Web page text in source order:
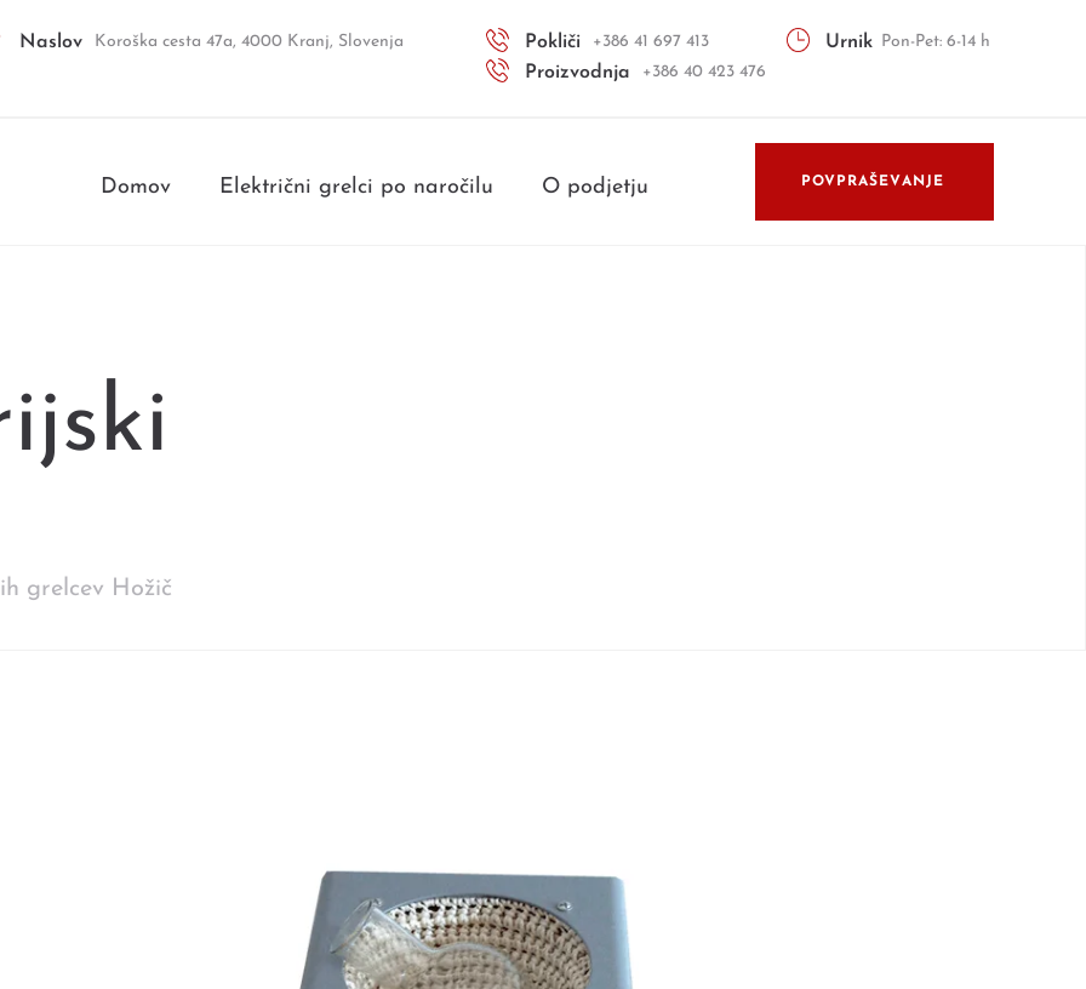
Naslov Koroška cesta 47a, 4000 Kranj, Slovenja Pokliči +386 41 697 413 Urnik Pon-Pet: 6-14 h
Proizvodnja +386 40 423 476
Domov Električni grelci po naročilu O podjetju POVPRAŠEVANJE
grelcev Hožič